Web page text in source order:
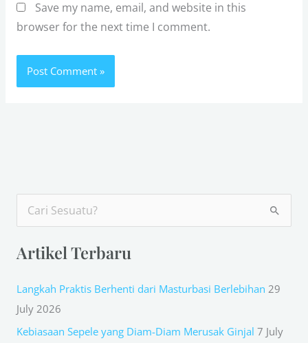
Save my name, email, and website in this
browser for the next time I comment.
a
c
h
f
Artikel Terbaru
Langkah Praktis Berhenti dari Masturbasi Berlebihan 29
July 2026
Kebiasaan Sepele yang Diam-Diam Merusak Ginjal 7 July